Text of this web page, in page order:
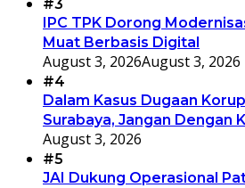
#3
IPC TPK Dorong
Muat Berbasis Digital
August 3, 2026August 3, 2026
#4
Dalam Kasus Dugaan
Surabaya, Jangan Dengan
August 3, 2026
#5
JAI Dukung Operasional